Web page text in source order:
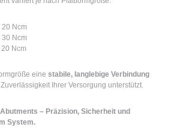
20 Ncm
30 Ncm
20 Ncm
eine stabile, langlebige Verbindung
Ihrer Versorgung unterstützt.
– Präzision, Sicherheit und
System.